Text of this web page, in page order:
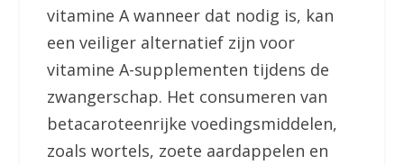
vitamine A wanneer dat nodig is, kan
een veiliger alternatief zijn voor
vitamine A-supplementen tijdens de
zwangerschap. Het consumeren van
betacaroteenrijke voedingsmiddelen,
zoals wortels, zoete aardappelen en